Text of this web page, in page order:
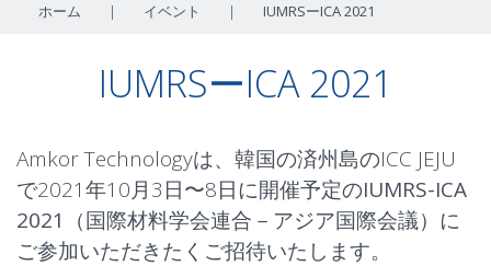
ホーム | イベント | IUMRSーICA 2021
IUMRSーICA 2021
Amkor Technologyは、韓国の済州島のICC JEJU
で2021年10月3日〜8日に開催予定のIUMRS-ICA
2021
（国際材料学会連合－アジア国際会議）に
ご参加いただきたくご招待いたします。